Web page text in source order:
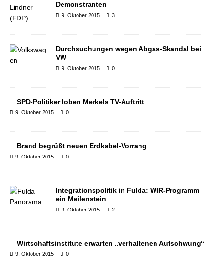
Demonstranten
9. Oktober 2015 3
Durchsuchungen wegen Abgas-Skandal bei
VW
9. Oktober 2015 0
SPD-Politiker loben Merkels TV-Auftritt
9. Oktober 2015 0
Brand begrüßt neuen Erdkabel-Vorrang
9. Oktober 2015 0
Integrationspolitik in Fulda: WIR-Programm
ein Meilenstein
9. Oktober 2015 2
Wirtschaftsinstitute erwarten „verhaltenen Aufschwung“
9. Oktober 2015 0